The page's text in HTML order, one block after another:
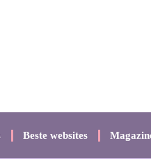
Beste websites